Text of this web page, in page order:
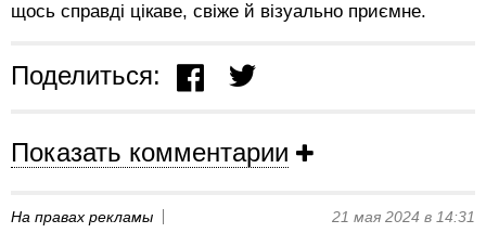
щось справді цікаве, свіже й візуально приємне.
Поделиться:
Показать комментарии
На правах рекламы 21 мая 2024 в 14:31